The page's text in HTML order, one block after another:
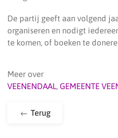
De partij geeft aan volgend
organiseren en nodigt
te komen, of boeken te
Meer over
VEENENDAAL, GEMEENTE
Terug